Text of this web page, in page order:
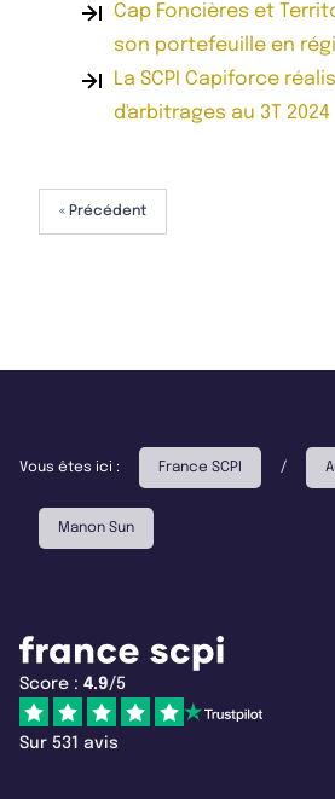
Cap Foncières et
son portefeuille en
La SCPI Capiforce
d'arbitrages au 3T 2024
« Précédent
Vous êtes ici : France SCPI /
Manon Sun
Score : 4.9/5
Sur 531 avis